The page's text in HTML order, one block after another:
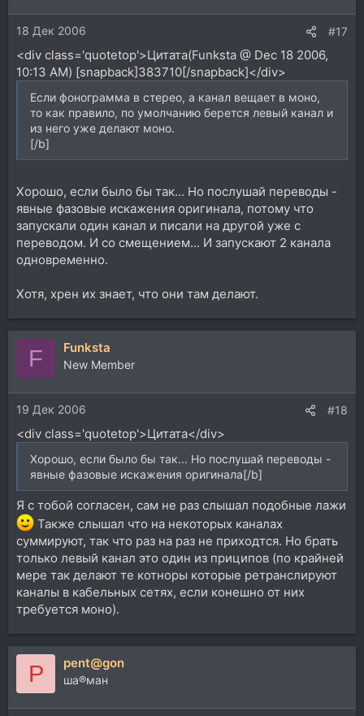
18 Дек 2006 #17
<div class='quotetop'>Цитата(Funksta @ Dec 18 2006,
10:13 AM) [snapback]383710[/snapback]</div>
Если фонограмма в стерео, а канал вещает в моно,
то как правило, по умолчанию берется левый канал и
из него уже делают моно.
[/b]
Хорошо, если было бы так... Но послушай переводы -
явные фазовые искажения оригинала, потому что
запускали один канал и писали на другой уже с
переводом. И со смещением... И запускают 2 канала
одновременно.
Хотя, хрен их знает, что они там делают.
F Funksta
New Member
19 Дек 2006 #18
<div class='quotetop'>Цитата</div>
Хорошо, если было бы так... Но послушай переводы -
явные фазовые искажения оригинала[/b]
Я с тобой согласен, сам не раз слышал подобные лажи
Также слышал что на некоторых каналах
суммируют, так что раз на раз не приходтся. Но брать
только левый канал это один из приципов (по крайней
мере так делают те котноры которые ретранслируют
каналы в кабельных сетях, если конешно от них
требуется моно).
P pent@gon
ша®ман